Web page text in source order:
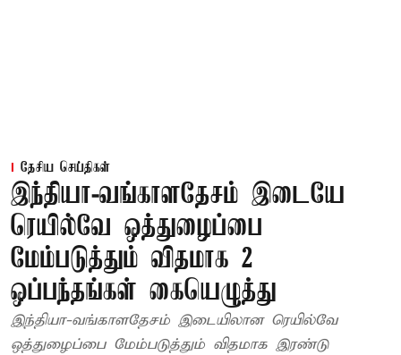
தேசிய செய்திகள்
இந்தியா-வங்காளதேசம் இடையே
ரெயில்வே ஒத்துழைப்பை
மேம்படுத்தும் விதமாக 2
ஒப்பந்தங்கள் கையெழுத்து
இந்தியா-வங்காளதேசம் இடையிலான ரெயில்வே
ஒத்துழைப்பை மேம்படுத்தும் விதமாக இரண்டு